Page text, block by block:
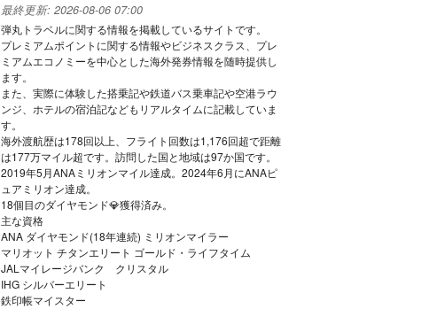
なブ
ログ
Pro
最終更新: 2026-08-06 07:00
弾丸トラベルに関する情報を掲載しているサイトです。
プレミアムポイントに関する情報やビジネスクラス、プレ
ミアムエコノミーを中心とした海外発券情報を随時提供し
ます。
また、実際に体験した搭乗記や鉄道バス乗車記や空港ラウ
ンジ、ホテルの宿泊記などもリアルタイムに記載していま
す。
海外渡航歴は178回以上、フライト回数は1,176回超で距離
は177万マイル超です。訪問した国と地域は97か国です。
2019年5月ANAミリオンマイル達成。2024年6月にANAピ
ュアミリオン達成。
18個目のダイヤモンド💎獲得済み。
主な資格
ANA ダイヤモンド(18年連続) ミリオンマイラー
マリオット チタンエリート ゴールド・ライフタイム
JALマイレージバンク クリスタル
IHG シルバーエリート
鉄印帳マイスター